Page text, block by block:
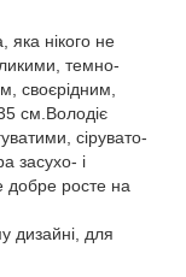
яка нікого не
темно-
своєрідним,
см.Володіє
сірувато-
засухо- і
добре росте на
дизайні, для